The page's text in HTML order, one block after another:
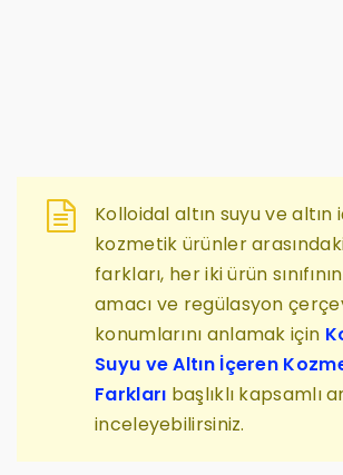
Kolloidal altın suyu ve altın
kozmetik ürünler
farkları, her iki ürün
amacı ve regülasyon
konumlarını anlamak için
Suyu ve Altın İçeren
Farkları başlıklı kapsamlı
inceleyebilirsiniz.